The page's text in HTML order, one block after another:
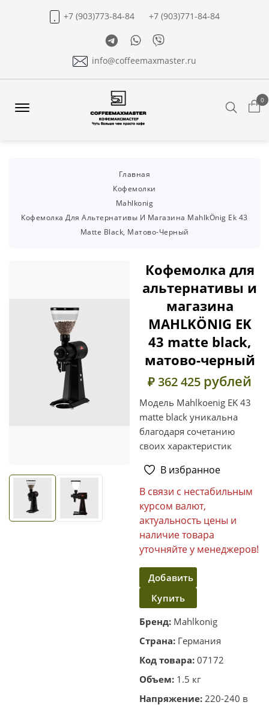
+7 (903)773-84-84
+7 (903)771-84-84
TelegramWhatsapp
Viber
info@coffeemaxmaster.ru
0
Главная
Кофемолки
Mahlkonig
Кофемолка Для Альтернативы И Магазина MahlkÖnig Ek 43
Matte Black, Матово-Черный
Кофемолка для
альтернативы и
магазина
MAHLKÖNIG EK
43 matte black,
матово-черный
₽ 362 425 рублей
Модель Mahlkoenig EK 43
matte black уникальна
благодаря сочетанию
своих характеристик
В избранное
В связи с нестабильным
курсом валют,
актуальность цены и
наличие товара
уточняйте у менеджеров!
Добавить
в
корзину
Купить
в один
клик
Бренд: Mahlkonig
Страна: Германия
Код товара: 07172
Объем: 1.5 кг
Напряжение: 220-240 в